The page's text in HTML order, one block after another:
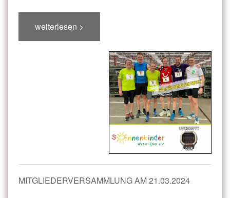
weiterlesen >
MITGLIEDERVERSAMMLUNG AM 21.03.2024